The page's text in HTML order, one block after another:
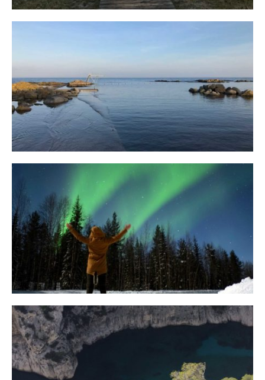
Bornholm
29. OKTOBER 2018
10 Tipps für eine erfolgreiche Jagd
auf Nordlichter
31. JANUAR 2018
Ein Campervan Roadtrip durch die